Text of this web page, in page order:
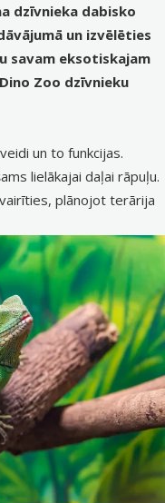
dzīvnieka dabisko
un izvēlēties
savam eksotiskajam
Zoo dzīvnieku
un to funkcijas.
lielākajai daļai rāpuļu.
plānojot terārija